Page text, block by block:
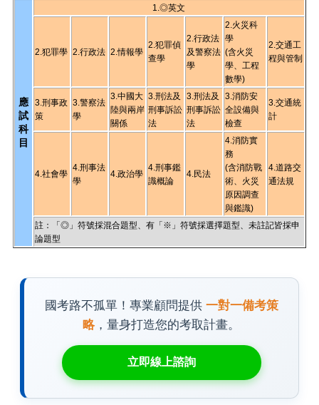
應
試
科
目
1.◎英文
2.犯罪學 2.行政法 2.情報學
2.犯罪偵
查學
2.行政法
及警察法
學
2.火災科
學
(含火災
學、工程
數學)
2.交通工
程與管制
3.刑事政
策
3.警察法
學
3.中國大
陸與兩岸
關係
3.刑法及
刑事訴訟
法
3.刑法及
刑事訴訟
法
3.消防安
全設備與
檢查
3.交通統
計
4.社會學
4.刑事法
學
4.政治學
4.刑事鑑
識概論
4.民法
4.消防實
務
(含消防戰
術、火災
原因調查
與鑑識)
4.道路交
通法規
註：「◎」符號採混合題型、有「※」符號採選擇題型、未註記皆採申
論題型
國考路不孤單！專業顧問提供 一對一備考策
略，量身打造您的考取計畫。
立即線上諮詢